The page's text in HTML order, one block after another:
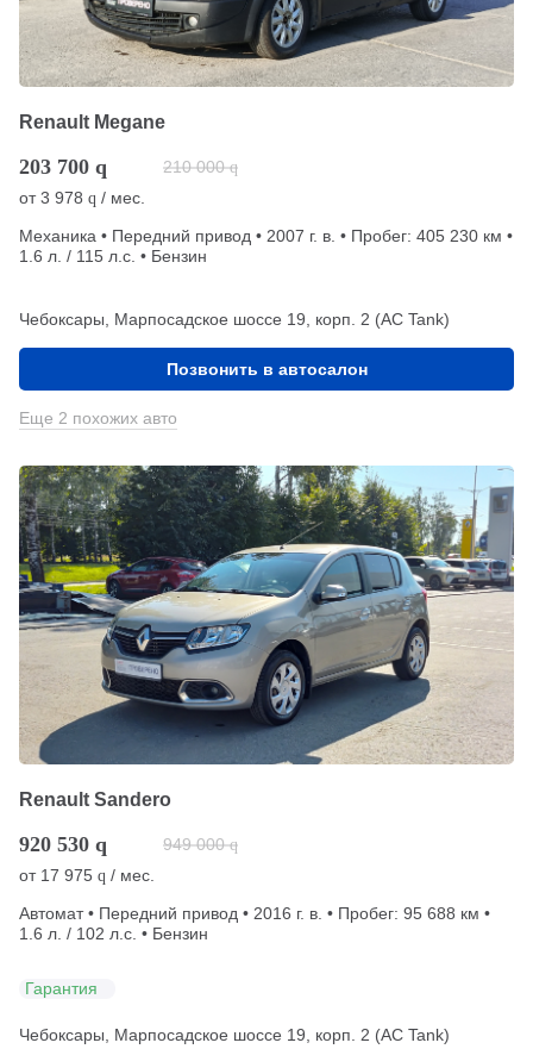
Renault Megane
203 700 q 210 000 q
от3 978 q / мес.
Механика • Передний привод • 2007 г. в. • Пробег: 405 230 км •
1.6 л. / 115 л.с. • Бензин
Чебоксары, Марпосадское шоссе 19, корп. 2 (АС Tank)
Позвонить в автосалон
Еще 2 похожих авто
Renault Sandero
920 530 q 949 000 q
от 17 975 q / мес.
Автомат • Передний привод • 2016 г. в. • Пробег: 95 688 км •
1.6 л. / 102 л.с. • Бензин
Гарантия
Чебоксары, Марпосадское шоссе 19, корп. 2 (АС Tank)